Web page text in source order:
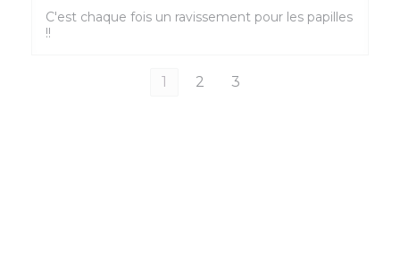
C'est chaque fois un ravissement pour les papilles
!!
1 2 3